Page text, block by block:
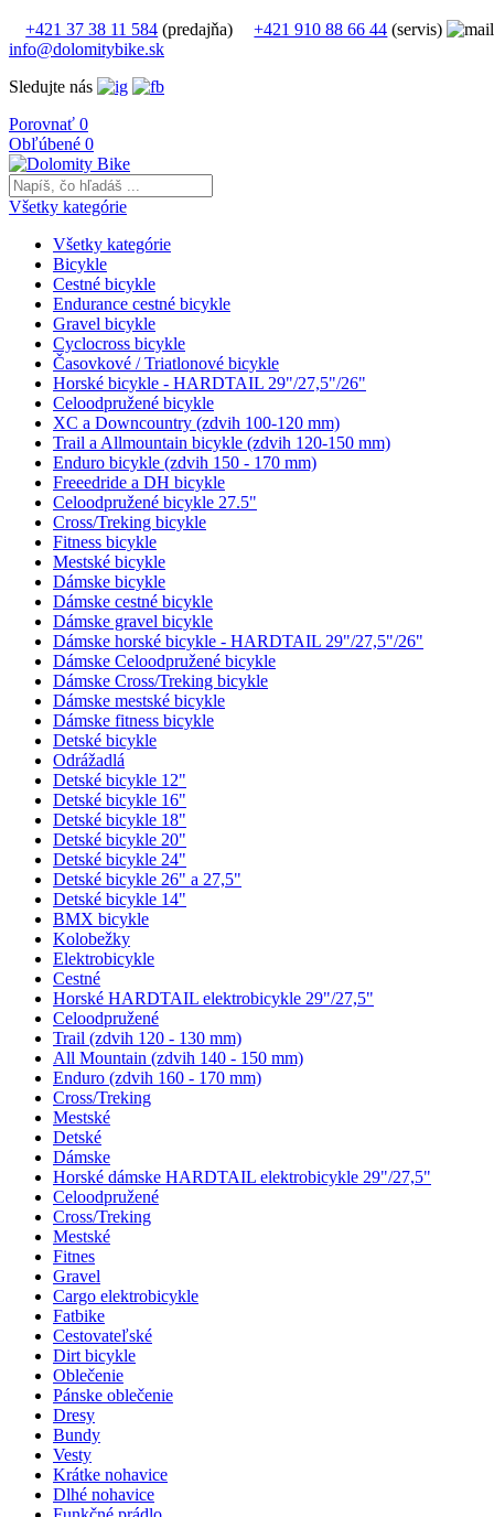
+421 37 38 11 584 (predajňa) +421 910 88 66 44 (servis)
info@dolomitybike.sk
Sledujte nás
Porovnať 0
Obľúbené 0
Všetky kategórie
Všetky kategórie
Bicykle
Cestné bicykle
Endurance cestné bicykle
Gravel bicykle
Cyclocross bicykle
Časovkové / Triatlonové bicykle
Horské bicykle - HARDTAIL 29"/27,5"/26"
Celoodpružené bicykle
XC a Downcountry (zdvih 100-120 mm)
Trail a Allmountain bicykle (zdvih 120-150 mm)
Enduro bicykle (zdvih 150 - 170 mm)
Freeedride a DH bicykle
Celoodpružené bicykle 27.5"
Cross/Treking bicykle
Fitness bicykle
Mestské bicykle
Dámske bicykle
Dámske cestné bicykle
Dámske gravel bicykle
Dámske horské bicykle - HARDTAIL 29"/27,5"/26"
Dámske Celoodpružené bicykle
Dámske Cross/Treking bicykle
Dámske mestské bicykle
Dámske fitness bicykle
Detské bicykle
Odrážadlá
Detské bicykle 12"
Detské bicykle 16"
Detské bicykle 18"
Detské bicykle 20"
Detské bicykle 24"
Detské bicykle 26" a 27,5"
Detské bicykle 14"
BMX bicykle
Kolobežky
Elektrobicykle
Cestné
Horské HARDTAIL elektrobicykle 29"/27,5"
Celoodpružené
Trail (zdvih 120 - 130 mm)
All Mountain (zdvih 140 - 150 mm)
Enduro (zdvih 160 - 170 mm)
Cross/Treking
Mestské
Detské
Dámske
Horské dámske HARDTAIL elektrobicykle 29"/27,5"
Celoodpružené
Cross/Treking
Mestské
Fitnes
Gravel
Cargo elektrobicykle
Fatbike
Cestovateľské
Dirt bicykle
Oblečenie
Pánske oblečenie
Dresy
Bundy
Vesty
Krátke nohavice
Dlhé nohavice